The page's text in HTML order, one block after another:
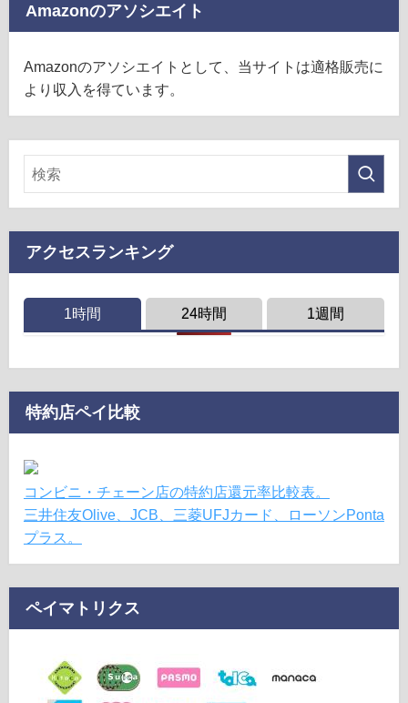
Amazonのアソシエイト
Amazonのアソシエイトとして、当サイトは適格販売に
より収入を得ています。
アクセスランキング
1時間 24時間 1週間
特約店ペイ比較
コンビニ・チェーン店の特約店還元率比較表。
三井住友Olive、JCB、三菱UFJカード、ローソンPonta
プラス。
ペイマトリクス